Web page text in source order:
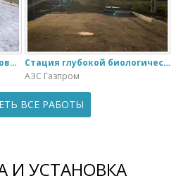
Замена очистного оборудования Дека - 3 на ЭкоГранд - 6
Стация глубокой биологической очистки ЕвроЛос- 20
АЗС Газпром
ВСЕ РАБОТЫ
И УСТАНОВКА